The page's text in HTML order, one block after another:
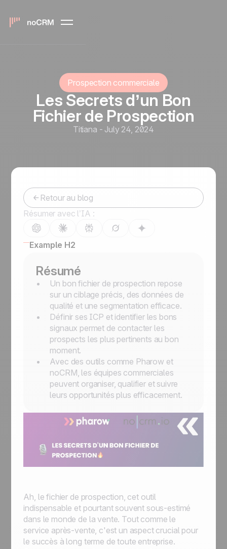
Prospection commerciale
Les Secrets d’un Bon
Fichier de Prospection
Titiana - July 24, 2024
Retour au blog
Résumer avec l’IA :
Example H2
Résumé
Un bon fichier de prospection repose
sur un ciblage précis, des données de
qualité et une segmentation efficace.
Définir ses ICP et identifier les bons
signaux permet de contacter les
prospects les plus pertinents au bon
moment.
Avec des outils comme Pharow et
noCRM, les équipes commerciales
peuvent organiser, qualifier et suivre
leurs opportunités plus efficacement.
Ah, le fichier de prospection, cet outil
indispensable et pourtant souvent sous-estimé
dans le monde de la vente. Tout comme le
service après-vente, c'est un aspect crucial pour
le succès à long terme de toute entreprise.